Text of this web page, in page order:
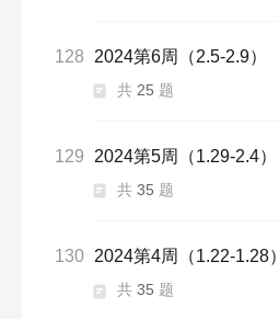
128 2024第6周（2.5-2.9）
共 25 题
129 2024第5周（1.29-2.4）
共 35 题
130 2024第4周（1.22-1.28）
共 35 题